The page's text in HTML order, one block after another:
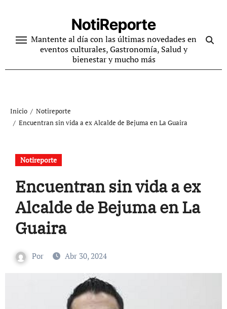
contenido
NotiReporte
Mantente al día con las últimas novedades en
eventos culturales, Gastronomía, Salud y
bienestar y mucho más
Inicio
Notireporte
Encuentran sin vida a ex Alcalde de Bejuma en La Guaira
Notireporte
Encuentran sin vida a ex
Alcalde de Bejuma en La
Guaira
Por Abr 30, 2024